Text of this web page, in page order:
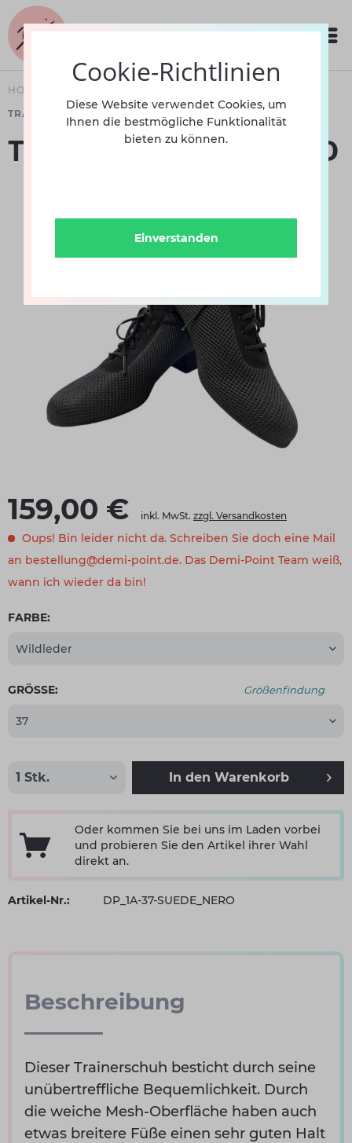
HOME
TRAINERSCHUHE IN VERSCHIEDENEN ABSATZHÖHEN
Trainerschuh DP A1 LID
159,00 € inkl. MwSt. zzgl. Versandkosten
Oups! Bin leider nicht da. Schreiben Sie doch eine Mail
an bestellung@demi-point.de. Das Demi-Point Team weiß,
wann ich wieder da bin!
FARBE:
GRÖSSE: Größenfindung
In den Warenkorb
Oder kommen Sie bei uns im Laden vorbei
und probieren Sie den Artikel ihrer Wahl
direkt an.
Artikel-Nr.: DP_1A-37-SUEDE_NERO
Beschreibung
Dieser Trainerschuh besticht durch seine
unübertreffliche Bequemlichkeit. Durch
die weiche Mesh-Oberfläche haben auch
etwas breitere Füße einen sehr guten Halt
Cookie-Richtlinien
Diese Website verwendet Cookies, um
Ihnen die bestmögliche Funktionalität
bieten zu können.
Einverstanden